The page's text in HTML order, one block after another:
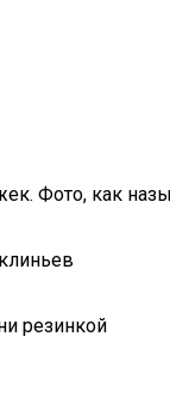
Фото, как
резинкой